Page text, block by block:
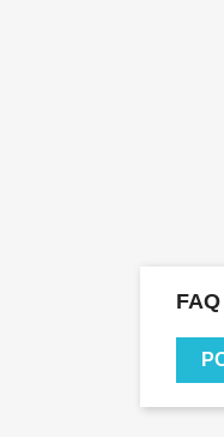
FAQ